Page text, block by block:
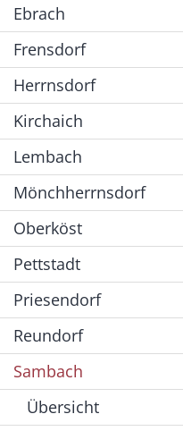
Ebrach
Frensdorf
Herrnsdorf
Kirchaich
Lembach
Mönchherrnsdorf
Oberköst
Pettstadt
Priesendorf
Reundorf
Sambach
Übersicht